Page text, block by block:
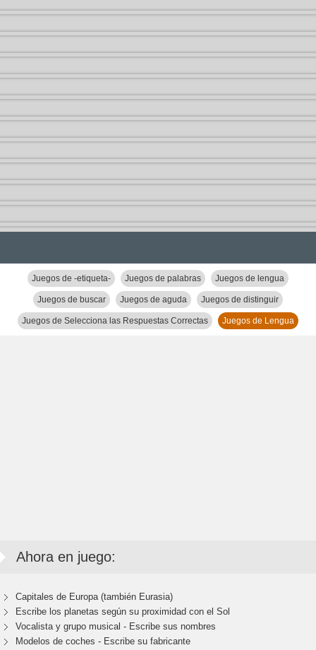
Juegos de -etiqueta- Juegos de palabras Juegos de lengua
Juegos de buscar Juegos de aguda Juegos de distinguir
Juegos de Selecciona las Respuestas Correctas Juegos de Lengua
Ahora en juego:
Capitales de Europa (también Eurasia)
Escribe los planetas según su proximidad con el Sol
Vocalista y grupo musical - Escribe sus nombres
Modelos de coches - Escribe su fabricante